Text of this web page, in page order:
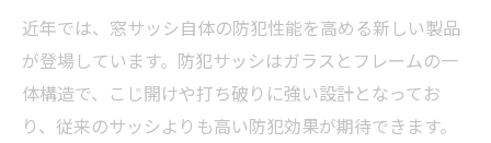
近年では、窓サッシ自体の防犯性能を高める新しい製品
が登場しています。防犯サッシはガラスとフレームの一
体構造で、こじ開けや打ち破りに強い設計となってお
り、従来のサッシよりも高い防犯効果が期待できます。